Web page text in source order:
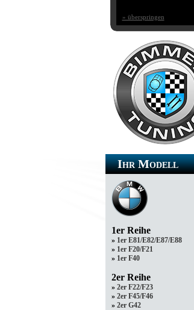
» überspringen
Ihr Modell
1er Reihe
» 1er E81/E82/E87/E88
» 1er F20/F21
» 1er F40
2er Reihe
» 2er F22/F23
» 2er F45/F46
» 2er G42